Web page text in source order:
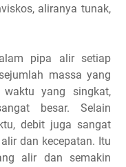
aliranya tunak,
pipa alir setiap
massa yang
yang singkat,
besar. Selain
debit juga sangat
dan kecepatan. Itu
alir dan semakin